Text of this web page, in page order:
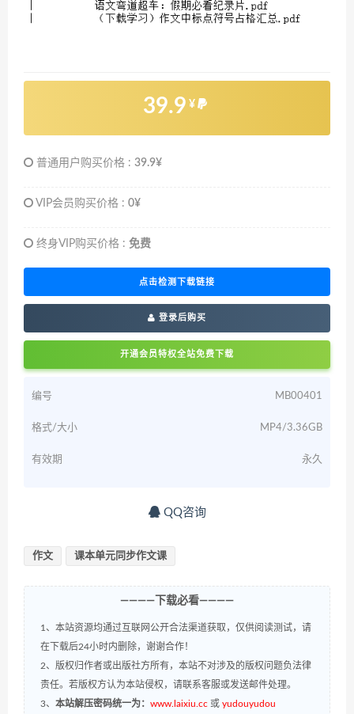
39.9 ¥
普通用户购买价格 : 39.9¥
VIP会员购买价格 : 0¥
终身VIP购买价格 : 免费
点击检测下载链接
登录后购买
开通会员特权全站免费下载
编号 MB00401
格式/大小 MP4/3.36GB
有效期 永久
QQ咨询
作文 课本单元同步作文课
————下载必看————
1、本站资源均通过互联网公开合法渠道获取，仅供阅读测试，请
在下载后24小时内删除，谢谢合作！
2、版权归作者或出版社方所有，本站不对涉及的版权问题负法律
责任。若版权方认为本站侵权，请联系客服或发送邮件处理。
3、 本站解压密码统一为： www.laixiu.cc 或 yudouyudou